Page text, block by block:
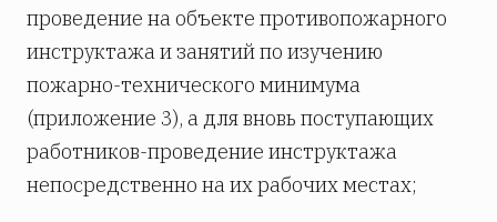
проведение на объекте противопожарного
инструктажа и занятий по изучению
пожарно-технического минимума
(приложение 3), а для вновь поступающих
работников-проведение инструктажа
непосредственно на их рабочих местах;